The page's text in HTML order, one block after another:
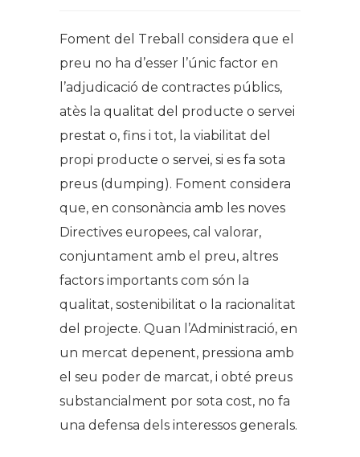
Foment del Treball considera que el
preu no ha d’esser l’únic factor en
l’adjudicació de contractes públics,
atès la qualitat del producte o servei
prestat o, fins i tot, la viabilitat del
propi producte o servei, si es fa sota
preus (dumping). Foment considera
que, en consonància amb les noves
Directives europees, cal valorar,
conjuntament amb el preu, altres
factors importants com són la
qualitat, sostenibilitat o la racionalitat
del projecte. Quan l’Administració, en
un mercat depenent, pressiona amb
el seu poder de marcat, i obté preus
substancialment por sota cost, no fa
una defensa dels interessos generals.